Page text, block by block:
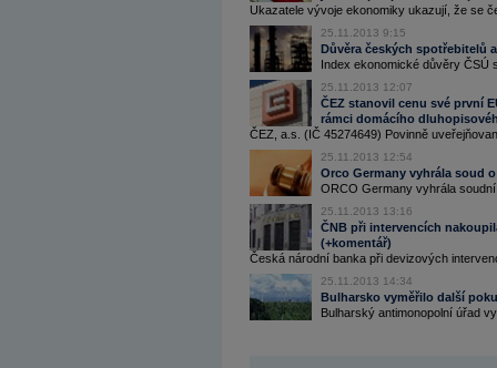
Ukazatele vývoje ekonomiky ukazují, že se
25.11.2013 9:15
Důvěra českých spotřebitelů
Index ekonomické důvěry ČSÚ
25.11.2013 12:07
ČEZ stanovil cenu své první
rámci domácího
ČEZ, a.s. (IČ 45274649) Povinně
25.11.2013 12:54
Orco Germany vyhrála soud
ORCO Germany vyhrála
25.11.2013 13:16
ČNB při intervencích
(+komentář)
Česká národní banka při devizových
25.11.2013 14:34
Bulharsko vyměřilo další
Bulharský antimonopolní úřad